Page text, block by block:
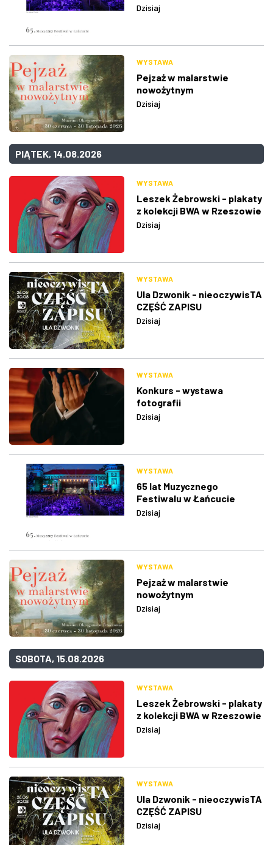
Dzisiaj
WYSTAWA
Pejzaż w malarstwie
nowożytnym
Dzisiaj
PIĄTEK, 14.08.2026
WYSTAWA
Leszek Żebrowski - plakaty
z kolekcji BWA w Rzeszowie
Dzisiaj
WYSTAWA
Ula Dzwonik - nieoczywisTA
CZĘŚĆ ZAPISU
Dzisiaj
WYSTAWA
Konkurs - wystawa
fotografii
Dzisiaj
WYSTAWA
65 lat Muzycznego
Festiwalu w Łańcucie
Dzisiaj
WYSTAWA
Pejzaż w malarstwie
nowożytnym
Dzisiaj
SOBOTA, 15.08.2026
WYSTAWA
Leszek Żebrowski - plakaty
z kolekcji BWA w Rzeszowie
Dzisiaj
WYSTAWA
Ula Dzwonik - nieoczywisTA
CZĘŚĆ ZAPISU
Dzisiaj